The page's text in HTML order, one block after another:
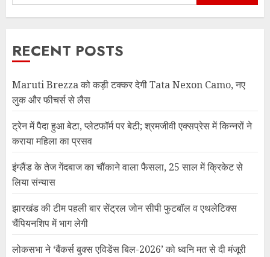
RECENT POSTS
Maruti Brezza को कड़ी टक्कर देगी Tata Nexon Camo, नए
लुक और फीचर्स से लैस
ट्रेन में पैदा हुआ बेटा, प्लेटफॉर्म पर बेटी; श्रमजीवी एक्सप्रेस में किन्नरों ने
कराया महिला का प्रसव
इंग्लैंड के तेज गेंदबाज का चौंकाने वाला फैसला, 25 साल में क्रिकेट से
लिया संन्यास
झारखंड की टीम पहली बार सेंट्रल जोन सीपी फुटबॉल व एथलेटिक्स
चैंपियनशिप में भाग लेगी
लोकसभा ने ‘बैंकर्स बुक्स एविडेंस बिल-2026’ को ध्वनि मत से दी मंजूरी